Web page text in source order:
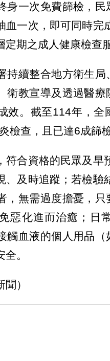
身一次免費篩檢，
血一次，即可同時完
定期之成人健康檢查
持續整合地方衛生
衛教宣導及透過醫
效。截至114年，
檢查，且已達6成篩檢
符合資格的民眾及
、及時追蹤；若檢驗
，無需過度擔憂，
惡化進而治癒；日
觸血液的個人用品（
。
）